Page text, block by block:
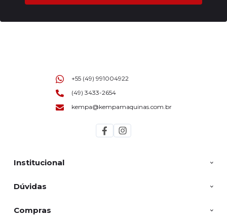
Institucional
Dúvidas
Compras
+55 (49) 991004922
(49) 3433-2654
kempa@kempamaquinas.com.br